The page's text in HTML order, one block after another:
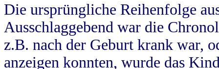
Die ursprüngliche Reihenfolge
Ausschlaggebend war die
z.B. nach der Geburt krank war,
anzeigen konnten, wurde das